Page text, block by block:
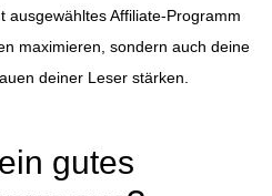
ausgewähltes Affiliate-Programm
maximieren, sondern auch deine
deiner Leser stärken.
gutes